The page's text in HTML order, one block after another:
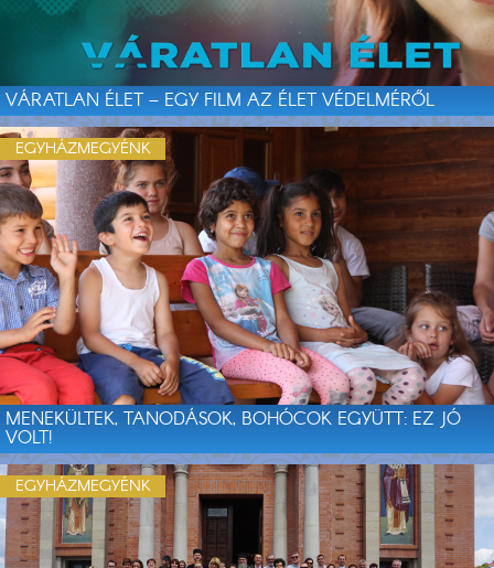
VÁRATLAN ÉLET – EGY FILM AZ ÉLET VÉDELMÉRŐL
MENEKÜLTEK, TANODÁSOK, BOHÓCOK EGYÜTT: EZ JÓ
VOLT!
EGYHÁZMEGYÉNK
EGYHÁZMEGYÉNK